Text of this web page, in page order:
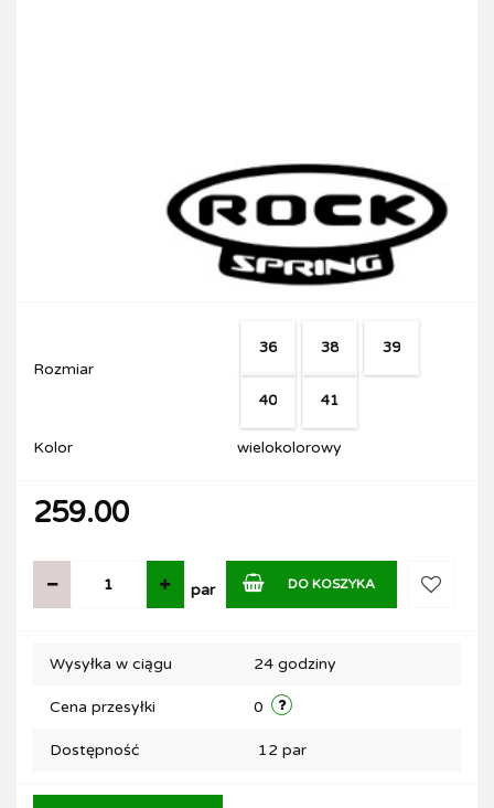
Rozmiar
36 38 39
40 41
Kolor wielokolorowy
259.00
par DO KOSZYKA
Wysyłka w ciągu 24 godziny
Cena przesyłki 0
Dostępność 12 par